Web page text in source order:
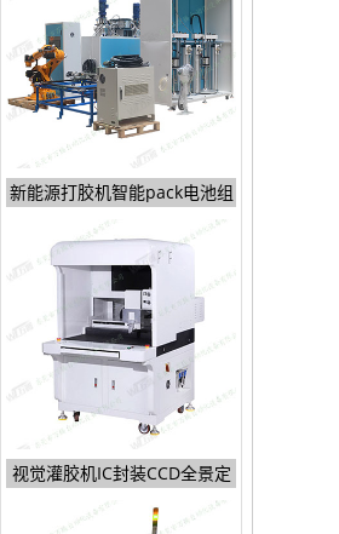
新能源打胶机智能pack电池组
视觉灌胶机IC封装CCD全景定